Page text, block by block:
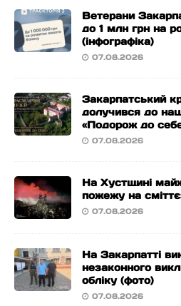
Ветерани
до 1 млн грн на
(інфографіка)
07.08.2026
Закарпатський
долучився до
«Подорож до
07.08.2026
На Хустщині
пожежу на
07.08.2026
На Закарпатті
незаконного
обліку (фото)
07.08.2026